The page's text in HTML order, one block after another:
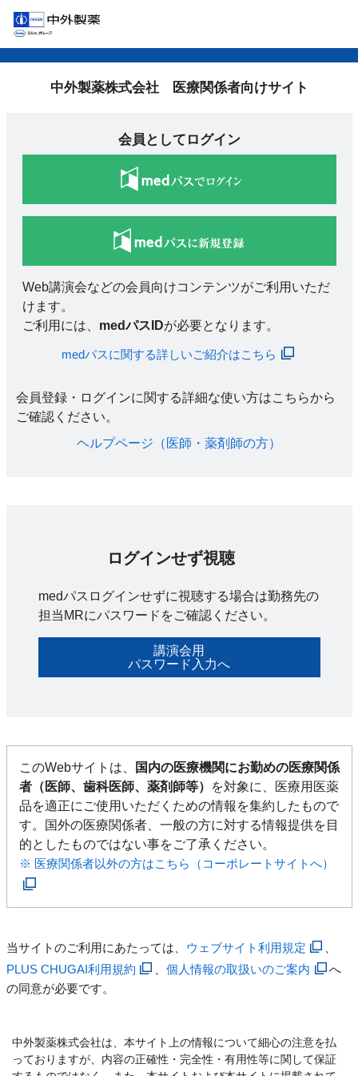
中外製薬株式会社 医療関係者向けサイト
会員としてログイン
Web講演会などの会員向けコンテンツがご利用いただ
けます。
ご利用には、 medパスIDが必要となります。
medパスに関する詳しいご紹介はこちら
会員登録・ログインに関する詳細な使い方はこちらから
ご確認ください。​
ヘルプページ（医師・薬剤師の方）​
ログインせず視聴
medパスログインせずに視聴する場合は勤務先の
担当MRにパスワードをご確認ください。
講演会用
パスワード入力へ
このWebサイトは、
国内の医療機関にお勤めの医療関係
者（医師、歯科医師、薬剤師等）
を対象に、医療用医薬
品を適正にご使用いただくための情報を集約したもので
す。国外の医療関係者、一般の方に対する情報提供を目
的としたものではない事をご了承ください。
※ 医療関係者以外の方はこちら（コーポレートサイトへ）
当サイトのご利用にあたっては、 ウェブサイト利用規定
PLUS CHUGAI利用規約
、個人情報の取扱いのご案内
へ
の同意が必要です。
中外製薬株式会社は、本サイト上の情報について細心の注意を払
っておりますが、内容の正確性・完全性・有用性等に関して保証